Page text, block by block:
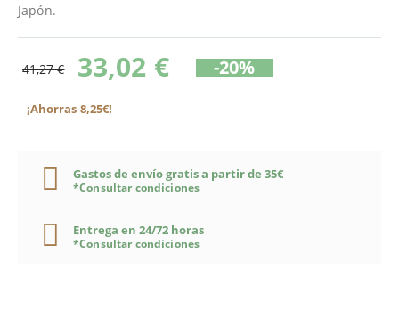
Japón.
41,27 € 33,02 € -20%
¡Ahorras 8,25€!
Gastos de envío gratis a partir de 35€
*Consultar condiciones
Entrega en 24/72 horas
*Consultar condiciones